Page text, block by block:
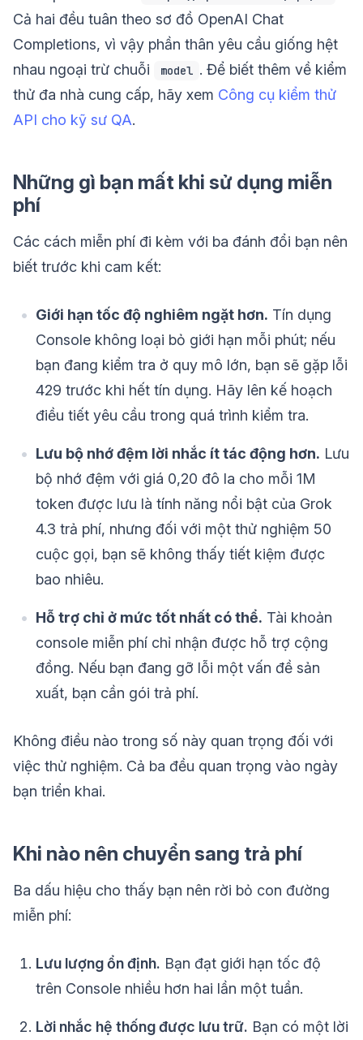
Cả hai đều tuân theo sơ đồ OpenAI Chat
Completions, vì vậy phần thân yêu cầu giống hệt
nhau ngoại trừ chuỗi
model . Để biết thêm về kiểm
thử đa nhà cung cấp, hãy xem Công cụ kiểm thử
API cho kỹ sư QA.
Những gì bạn mất khi sử dụng miễn
phí
Các cách miễn phí đi kèm với ba đánh đổi bạn nên
biết trước khi cam kết:
Giới hạn tốc độ nghiêm ngặt hơn. Tín dụng
Console không loại bỏ giới hạn mỗi phút; nếu
bạn đang kiểm tra ở quy mô lớn, bạn sẽ gặp lỗi
429 trước khi hết tín dụng. Hãy lên kế hoạch
điều tiết yêu cầu trong quá trình kiểm tra.
Lưu bộ nhớ đệm lời nhắc ít tác động hơn. Lưu
bộ nhớ đệm với giá 0,20 đô la cho mỗi 1M
token được lưu là tính năng nổi bật của Grok
4.3 trả phí, nhưng đối với một thử nghiệm 50
cuộc gọi, bạn sẽ không thấy tiết kiệm được
bao nhiêu.
Hỗ trợ chỉ ở mức tốt nhất có thể. Tài khoản
console miễn phí chỉ nhận được hỗ trợ cộng
đồng. Nếu bạn đang gỡ lỗi một vấn đề sản
xuất, bạn cần gói trả phí.
Không điều nào trong số này quan trọng đối với
việc thử nghiệm. Cả ba đều quan trọng vào ngày
bạn triển khai.
Khi nào nên chuyển sang trả phí
Ba dấu hiệu cho thấy bạn nên rời bỏ con đường
miễn phí:
Lưu lượng ổn định. Bạn đạt giới hạn tốc độ
trên Console nhiều hơn hai lần một tuần.
Lời nhắc hệ thống được lưu trữ. Bạn có một lời